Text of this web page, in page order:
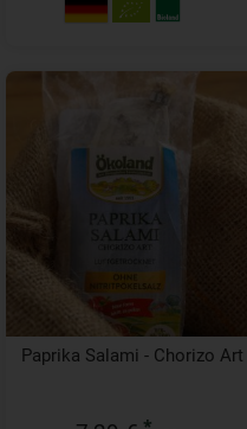
Paprika Salami - Chorizo Art